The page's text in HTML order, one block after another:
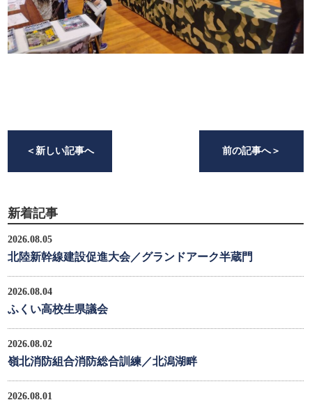
前の記事へ＞
＜新しい記事へ
新着記事
2026.08.05
北陸新幹線建設促進大会／グランドアーク半蔵門
2026.08.04
ふくい高校生県議会
2026.08.02
嶺北消防組合消防総合訓練／北潟湖畔
2026.08.01